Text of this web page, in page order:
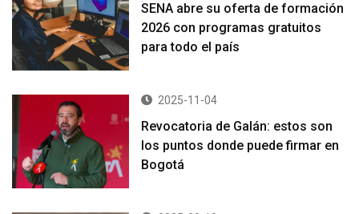
SENA abre su oferta de formación
2026 con programas gratuitos
para todo el país
2025-11-04
Revocatoria de Galán: estos son
los puntos donde puede firmar en
Bogotá